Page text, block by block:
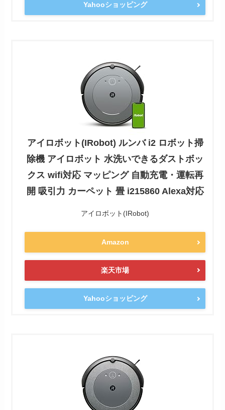
Yahooショッピング
アイロボット(IRobot) ルンバ i2 ロボット掃
除機 アイロボット 水洗いできるダストボッ
クス wifi対応 マッピング 自動充電・運転再
開 吸引力 カーペット 畳 i215860 Alexa対応
アイロボット(IRobot)
Amazon
楽天市場
Yahooショッピング